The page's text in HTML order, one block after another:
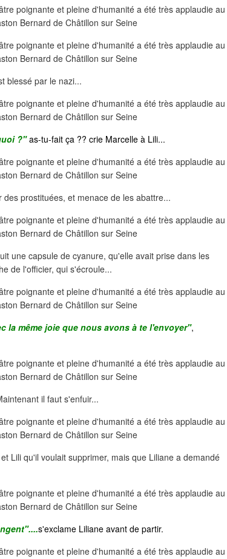
blessé par le nazi...
?"as-tu-fait ça ?? crie Marcelle à Lili...
prostituées, et menace de les abattre...
une capsule de cyanure, qu'elle avait prise dans les
de l'officier, qui s'écroule...
la même joie que nous avons à te l'envoyer",
il faut s'enfuir...
Lili qu'il voulait supprimer, mais que Liliane a demandé
s'exclame Liliane avant de partir.